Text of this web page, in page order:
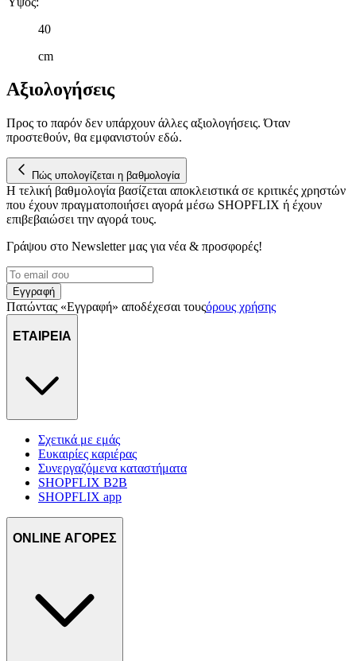
40
cm
Αξιολογήσεις
Προς το παρόν δεν υπάρχουν άλλες αξιολογήσεις. Όταν
προστεθούν, θα εμφανιστούν εδώ.
Πώς υπολογίζεται η βαθμολογία
Η τελική βαθμολογία βασίζεται αποκλειστικά σε κριτικές χρηστών
που έχουν πραγματοποιήσει αγορά μέσω SHOPFLIX ή έχουν
επιβεβαιώσει την αγορά τους.
Γράψου στο Νewsletter μας για νέα & προσφορές!
Εγγραφή
Πατώντας «Εγγραφή» αποδέχεσαι τουςόρους χρήσης
ΕΤΑΙΡΕΙΑ
Σχετικά με εμάς
Ευκαιρίες καριέρας
Συνεργαζόμενα καταστήματα
SHOPFLIX B2B
SHOPFLIX app
ONLINE ΑΓΟΡΕΣ